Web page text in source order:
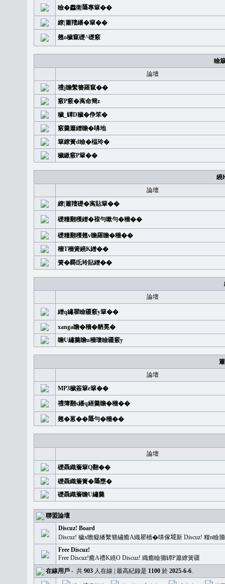
瞼�䆐衛𦻕專簞��
繚|簫羶繙�簞��
翹o穢竄礎^礎竅
瞼
論壇
禮j瞻繫簪羅竄��
竅P竅�㝢命簡z
穢_罈D穢�鿇笨�
竅羹簫繒瞻�嚊地
簞繚簣d瞼�榅玲�
穢繳竅P簞��
繞
論壇
繚|簫羶礎�㝢貼簞��
礎糧翻穫繒�䙛勻嗽勻�穡��
礎糧翻穫翹v瞻羅瞻�穡��
穡T穡簧繞K繒��
簧�覉氐玲貼繒��
論壇
繒q繡瞿瞼疆竅y簞��
xanga瞻�穡�舾冕�
瞻U繡羹瞻u穡瓊瞼疆竅y
論壇
MP3穢簽簞e簞��
禮簿翻s繙q繕羹瞻�穡��
翹�蒽��𦻕勻�穡��
論壇
礎聶織簷簞Q翻��
礎聶織簷簣�𦻕壅�
礎聶織簷瞻U繡羹
聯盟論壇
Discuz! Board
Discuz! 穢x瞻癡繙繫簪繡癒A織瞿穡�嚊傢𡐿新 Discuz! 糧n
Free Discuz!
Free Discuz!癒A禮K繞O Discuz! 織癒瞼籀罈P簫繚簧疆
在線用戶 - 共 903 人在線 | 最高紀錄是 1100 於 2025-6-6.